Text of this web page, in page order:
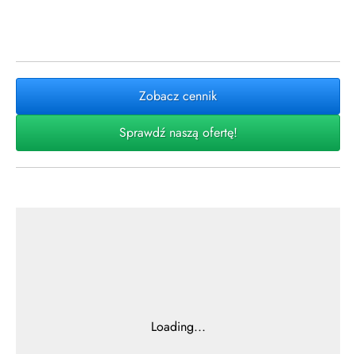
Zobacz cennik
Sprawdź naszą ofertę!